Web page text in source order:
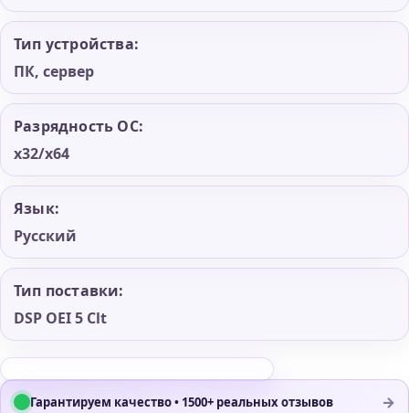
Тип устройства:
ПК, сервер
Разрядность ОС:
x32/x64
Язык:
Русский
Тип поставки:
DSP OEI 5 Clt
Гарантируем качество • 1500+ реальных отзывов →